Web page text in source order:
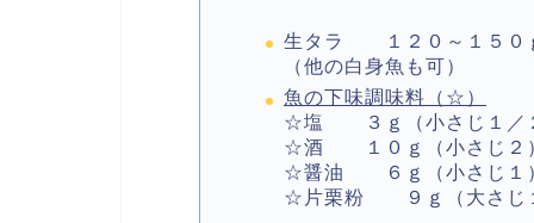
生タラ １２０～１５０
（他の白身魚も可）
魚の下味調味料（☆）
☆塩 ３ｇ（小さじ１／
☆酒 １０ｇ（小さじ２
☆醤油 ６ｇ（小さじ１
☆片栗粉 ９ｇ（大さじ